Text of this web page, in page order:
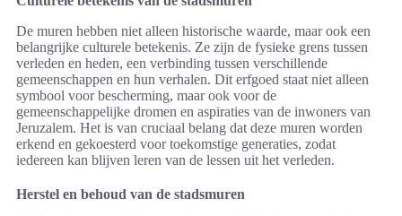
De muren hebben niet alleen historische waarde, maar ook een
belangrijke culturele betekenis. Ze zijn de fysieke grens tussen
verleden en heden, een verbinding tussen verschillende
gemeenschappen en hun verhalen. Dit erfgoed staat niet alleen
symbool voor bescherming, maar ook voor de
gemeenschappelijke dromen en aspiraties van de inwoners van
Jeruzalem. Het is van cruciaal belang dat deze muren worden
erkend en gekoesterd voor toekomstige generaties, zodat
iedereen kan blijven leren van de lessen uit het verleden.
Herstel en behoud van de stadsmuren